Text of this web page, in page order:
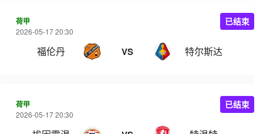
荷甲
2026-05-17 20:30
福伦丹 VS 特尔斯达
已结束
荷甲
2026-05-17 20:30
已结束